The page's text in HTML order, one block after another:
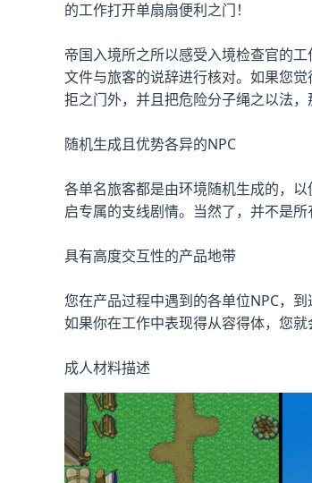
的工作打开单扇扇便利之门！
帝国入境所之所以感受入境检查官的
文件与旅客的说辞进行核对。如果您
拒之门外，并且把危险分子绳之以法，
随机生成且优势各异的NPC
各单名旅客都是由环境随机生成的，
启专属的支线剧情。当然了，并不是
具有高度交互性的产品地带
您在产品过程中遇到的各单位NPC，
如果你在工作中表现得从容得体，您
成人材料描述